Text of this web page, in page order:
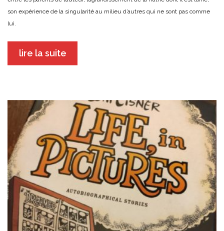
son expérience de la singularité au milieu d’autres qui ne sont pas comme
lui.
lire la suite